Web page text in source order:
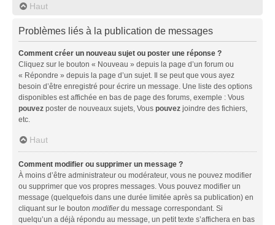
Haut
Problèmes liés à la publication de messages
Comment créer un nouveau sujet ou poster une réponse ?
Cliquez sur le bouton « Nouveau » depuis la page d’un forum ou
« Répondre » depuis la page d’un sujet. Il se peut que vous ayez
besoin d’être enregistré pour écrire un message. Une liste des options
disponibles est affichée en bas de page des forums, exemple : Vous
pouvez poster de nouveaux sujets, Vous pouvez joindre des fichiers,
etc.
Haut
Comment modifier ou supprimer un message ?
À moins d’être administrateur ou modérateur, vous ne pouvez modifier
ou supprimer que vos propres messages. Vous pouvez modifier un
message (quelquefois dans une durée limitée après sa publication) en
cliquant sur le bouton modifierdu message correspondant. Si
quelqu’un a déjà répondu au message, un petit texte s’affichera en bas